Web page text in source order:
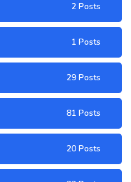
2 Posts
1 Posts
29 Posts
81 Posts
20 Posts